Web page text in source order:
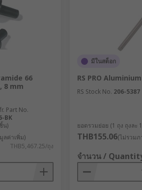
sheet materials
hammer or rivet gun
by a screw of the same
or bolt of the same diameter. A
than half of the metal.
66
8 mm
Part No.
BK
น)
ลค่าเพิ่ม)
THB5,467.25/ถุง
มีในสต็อก
RS PRO
RS Stock No. 206-5387
ยอดรวมย่อย (1 ถุง ถุงละ
THB155.06(ไม่รวม
จำนวน /